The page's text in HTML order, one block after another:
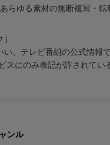
らゆる素材の無断複写・転
い、テレビ番組の公式情報
スにのみ表記が許されてい
ンル